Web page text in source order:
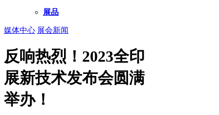
展品
媒体中心 展会新闻
反响热烈！2023全印
展新技术发布会圆满
举办！